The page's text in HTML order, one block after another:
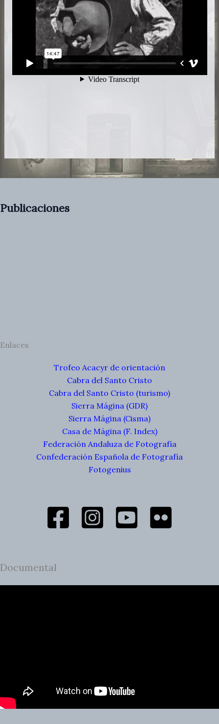
Publicaciones
Enlaces
Trofeo Acacyr de orientación
Cabra del Santo Cristo
Cabra del Santo Cristo (turismo)
Sierra Mágina (GDR)
Sierra Mágina (Cisma)
Casa de Mágina (F. Index)
Federación Andaluza de Fotografía
Confederación Española de Fotografía
Fotogenius
Documental